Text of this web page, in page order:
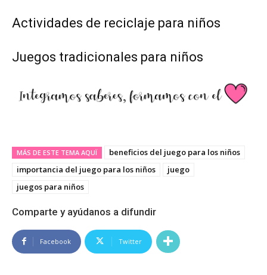
Actividades de reciclaje para niños
Juegos tradicionales para niños
MÁS DE ESTE TEMA AQUÏ
beneficios del juego para los niños
importancia del juego para los niños
juego
juegos para niños
Comparte y ayúdanos a difundir
Facebook Twitter